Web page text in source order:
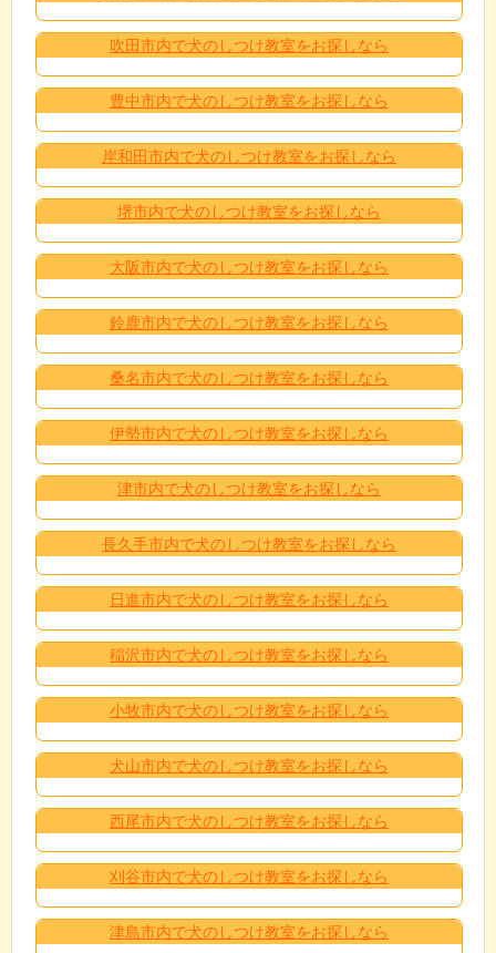
吹田市内で犬のしつけ教室をお探しなら
豊中市内で犬のしつけ教室をお探しなら
岸和田市内で犬のしつけ教室をお探しなら
堺市内で犬のしつけ教室をお探しなら
大阪市内で犬のしつけ教室をお探しなら
鈴鹿市内で犬のしつけ教室をお探しなら
桑名市内で犬のしつけ教室をお探しなら
伊勢市内で犬のしつけ教室をお探しなら
津市内で犬のしつけ教室をお探しなら
長久手市内で犬のしつけ教室をお探しなら
日進市内で犬のしつけ教室をお探しなら
稲沢市内で犬のしつけ教室をお探しなら
小牧市内で犬のしつけ教室をお探しなら
犬山市内で犬のしつけ教室をお探しなら
西尾市内で犬のしつけ教室をお探しなら
刈谷市内で犬のしつけ教室をお探しなら
津島市内で犬のしつけ教室をお探しなら